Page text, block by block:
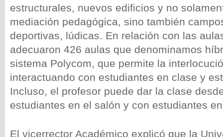
estructurales, nuevos edificios y no
mediación pedagógica, sino también
deportivas, lúdicas. En relación con las
adecuaron 426 aulas que denominamos
sistema Polycom, que permite la
interactuando con estudiantes en clase y
Incluso, el profesor puede dar la clase
estudiantes en el salón y con estudiantes
El vicerrector Académico explicó que la